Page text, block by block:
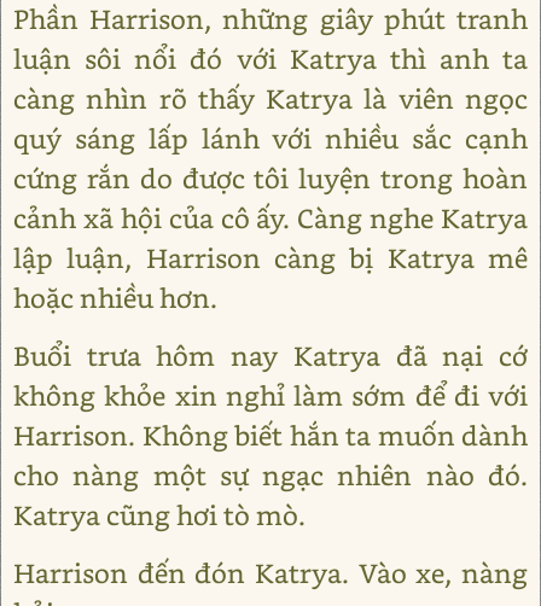
Phần Harrison, những giây phút tranh
luận sôi nổi đó với Katrya thì anh ta
càng nhìn rõ thấy Katrya là viên ngọc
quý sáng lấp lánh với nhiều sắc cạnh
cứng rắn do được tôi luyện trong hoàn
cảnh xã hội của cô ấy. Càng nghe Katrya
lập luận, Harrison càng bị Katrya mê
hoặc nhiều hơn.
Buổi trưa hôm nay Katrya đã nại cớ
không khỏe xin nghỉ làm sớm để đi với
Harrison. Không biết hắn ta muốn dành
cho nàng một sự ngạc nhiên nào đó.
Katrya cũng hơi tò mò.
Harrison đến đón Katrya. Vào xe, nàng